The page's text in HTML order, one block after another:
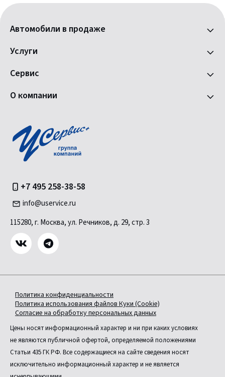
Автомобили в продаже
Услуги
Сервис
О компании
+7 495 258-38-58
info@uservice.ru
115280, г. Москва, ул. Речников, д. 29, стр. 3
Политика конфиденциальности
Политика использования файлов Куки (Cookie)
Согласие на обработку персональных данных
Цены носят информационный характер и ни при каких условиях
не являются публичной офертой, определяемой положениями
Статьи 435 ГК РФ. Все содержащиеся на сайте сведения носят
исключительно информационный характер и не является